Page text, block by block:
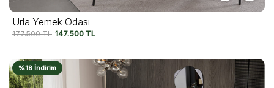
Urla Yemek Odası
177.500TL 147.500 TL
%18 İndirim